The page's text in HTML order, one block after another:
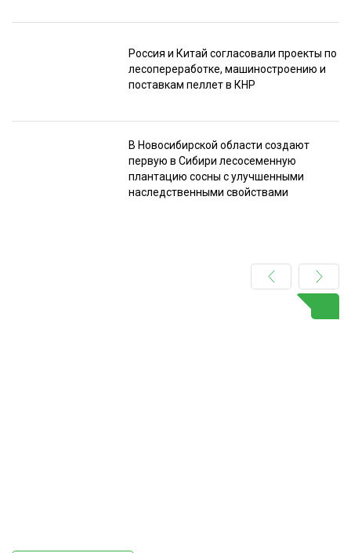
Россия и Китай согласовали проекты по
лесопереработке, машиностроению и
поставкам пеллет в КНР
В Новосибирской области создают
первую в Сибири лесосеменную
плантацию сосны с улучшенными
наследственными свойствами